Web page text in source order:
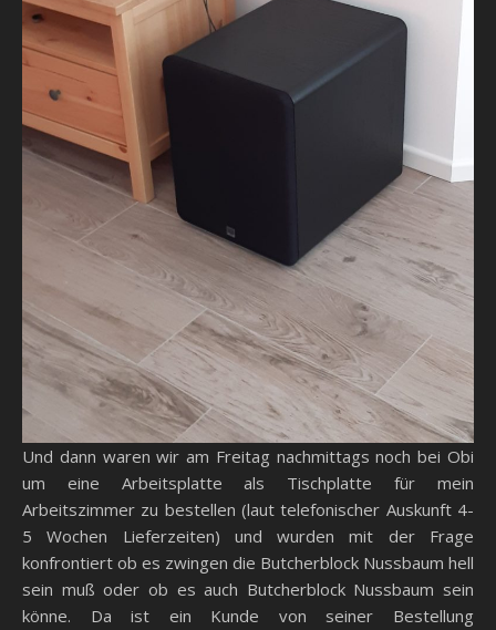
Und dann waren wir am Freitag nachmittags noch bei Obi
um eine Arbeitsplatte als Tischplatte für mein
Arbeitszimmer zu bestellen (laut telefonischer Auskunft 4-
5 Wochen Lieferzeiten) und wurden mit der Frage
konfrontiert ob es zwingen die Butcherblock Nussbaum hell
sein muß oder ob es auch Butcherblock Nussbaum sein
könne. Da ist ein Kunde von seiner Bestellung